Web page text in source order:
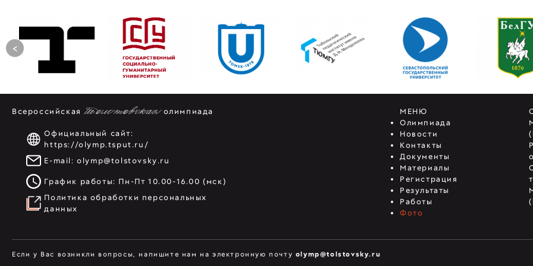
<
ВсероссийскаяТолстовскаяолимпиада
Официальный сайт:
https://olymp.tsput.ru/
E-mail:olymp@tolstovsky.ru
График работы: Пн-Пт 10.00-16.00 (мск)
Политика обработки персональных
данных
МЕНЮ
Олимпиада
Новости
Контакты
Документы
Материалы
Регистрация
Результаты
Работы
Фото
Если у Вас возникли вопросы, напишите нам на электронную почту olymp@tolstovsky.ru